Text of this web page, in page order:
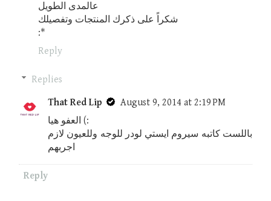
عالمدى الطويل
شكراً على ذكرك المنتجات وتفصيلك
:*
Reply
Replies
That Red Lip
August 9, 2014 at 2:19 PM
العفو هيا (:
باللست كاتبه سيروم ايستي لودر للوجه وللعيون لازم
اجربهم
Reply